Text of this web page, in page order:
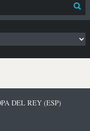
DEL REY (ESP)